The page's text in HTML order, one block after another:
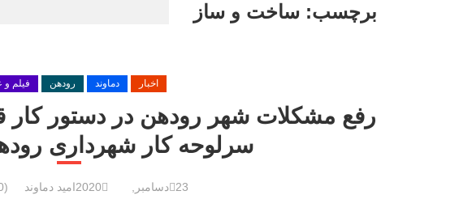
برچسب: ساخت و ساز
اخبار دماوند رودهن فیلم
رفع مشکلات شهر رودهن در دستور کار
سرلوحه کار شهرداری
23دسامبر, 2020 امید دماوند